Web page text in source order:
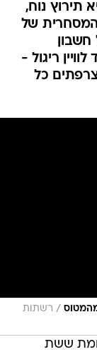
תירוץ נוח,
של
ריגול -
כל
/ רשתות
מלחמת ששת